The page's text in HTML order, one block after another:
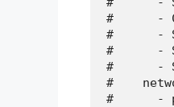
#      -
#      -
#      -
#      -
#
#      -